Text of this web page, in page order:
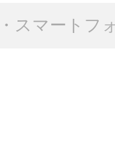
・スマートフ